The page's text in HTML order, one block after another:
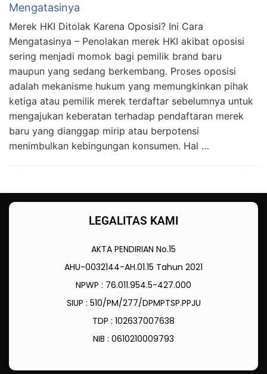
Mengatasinya
Merek HKI Ditolak Karena Oposisi? Ini Cara
Mengatasinya – Penolakan merek HKI akibat oposisi
sering menjadi momok bagi pemilik brand baru
maupun yang sedang berkembang. Proses oposisi
adalah mekanisme hukum yang memungkinkan pihak
ketiga atau pemilik merek terdaftar sebelumnya untuk
mengajukan keberatan terhadap pendaftaran merek
baru yang dianggap mirip atau berpotensi
menimbulkan kebingungan konsumen. Hal …
LEGALITAS KAMI
AKTA PENDIRIAN No.15
AHU-0032144-AH.01.15 Tahun 2021
NPWP : 76.011.954.5-427.000
SIUP : 510/PM/277/DPMPTSP.PPJU
TDP : 102637007638
NIB : 0610210009793